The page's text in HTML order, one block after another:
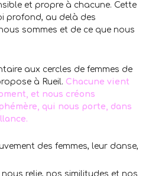
et propre à chacune. Cette
profond, au delà des
sommes et de ce que nous
aux cercles de femmes de
à Rueil. Chacune vient
et nous créons
qui nous porte, dans
des femmes, leur danse,
relie, nos similitudes et nos